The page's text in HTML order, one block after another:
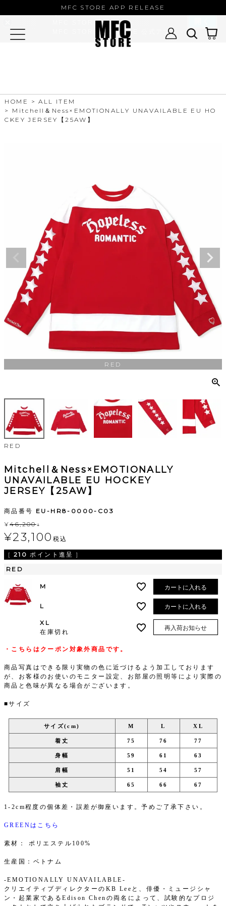
MFC STORE APP RELEASE
HOME
ALL ITEM
Mitchell＆Ness×EMOTIONALLY UNAVAILABLE EU HO
CKEY JERSEY【25AW】
RED
RED
Mitchell＆Ness×EMOTIONALLY
UNAVAILABLE EU HOCKEY
JERSEY【25AW】
商品番号 EU-HR8-0000-C03
¥46,200↓
¥23,100 税込
[ 210 ポイント進呈 ]
RED
M カートに入れる
L カートに入れる
XL
在庫切れ
再入荷お知らせ
・こちらはクーポン対象外商品です。
商品写真はできる限り実物の色に近づけるよう加工しております
が、お客様のお使いのモニター設定、お部屋の照明等により実際の
商品と色味が異なる場合がございます。
■サイズ
サイズ(cm) M L XL
着丈 75 76 77
身幅 59 61 63
肩幅 51 54 57
袖丈 65 66 67
1-2cm程度の個体差・誤差が御座います。予めご了承下さい。
GREENはこちら
素材： ポリエステル100%
生産国：ベトナム
-EMOTIONALLY UNAVAILABLE-
クリエイティブディレクターのKB Leeと、俳優・ミュージシャ
ン・起業家であるEdison Chenの両名によって、試験的なプロジ
MFC STORE
MFC STORE/EXAMPLE 公式アプリ -
Google Play